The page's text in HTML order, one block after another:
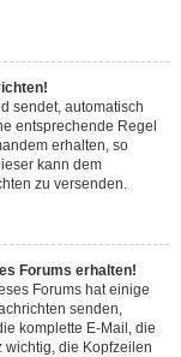
sendet, automatisch
entsprechende Regel
erhalten, so
kann dem
zu versenden.
Forums erhalten!
Forums hat einige
senden,
komplette E-Mail, die
wichtig, die Kopfzeilen